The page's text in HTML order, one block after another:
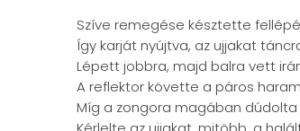
Szíve remegése késztette
Így karját nyújtva, az ujjakat
Lépett jobbra, majd balra vett
A reflektor követte a páros
Míg a zongora magában